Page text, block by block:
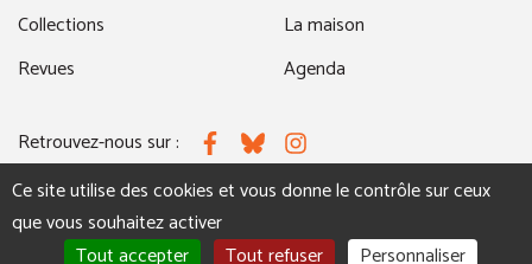
Collections
Revues
La maison
Agenda
Retrouvez-nous sur : FacebookBlueskyInstagram
MENTIONS LÉGALES NOUS CONTACTER
Ce site utilise des cookies et vous donne le contrôle sur ceux
que vous souhaitez activer
Tout accepter
Tout refuser Personnaliser